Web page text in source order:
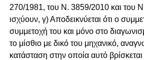
270/1981, του Ν. 3859/2010 και του
ισχύουν, γ) Αποδεικνύεται ότι ο
συμμετοχή του και μόνο στο
το μίσθιο με δικό του μηχανικό,
κατάσταση στην οποία αυτό βρίσκεται